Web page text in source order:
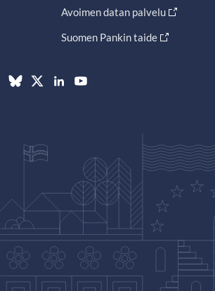
Avoimen datan palvelu
Suomen Pankin taide